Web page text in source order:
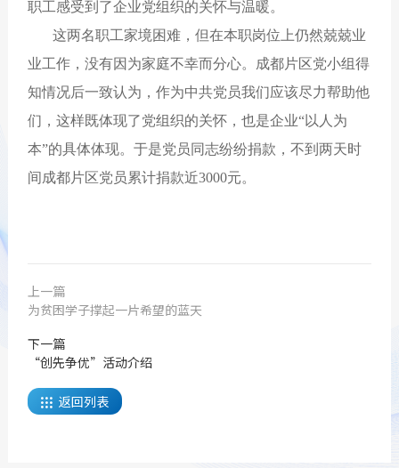
职工感受到了企业党组织的关怀与温暖。
这两名职工家境困难，但在本职岗位上仍然兢兢业
业工作，没有因为家庭不幸而分心。成都片区党小组得
知情况后一致认为，作为中共党员我们应该尽力帮助他
们，这样既体现了党组织的关怀，也是企业“以人为
本”的具体体现。于是党员同志纷纷捐款，不到两天时
间成都片区党员累计捐款近3000元。
上一篇
为贫困学子撑起一片希望的蓝天
下一篇
“创先争优”活动介绍
 返回列表